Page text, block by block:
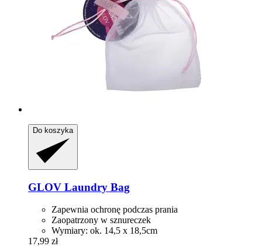
Do koszyka
GLOV Laundry Bag
Zapewnia ochronę podczas prania
Zaopatrzony w sznureczek
Wymiary: ok. 14,5 x 18,5cm
17,99 zł